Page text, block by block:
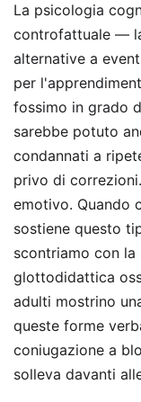
La psicologia
controfattuale —
alternative a
per
fossimo in grado
sarebbe potuto
condannati a
privo di
emotivo. Quando
sostiene questo
scontriamo con
glottodidattica
adulti mostrino
queste forme
coniugazione a
solleva davanti